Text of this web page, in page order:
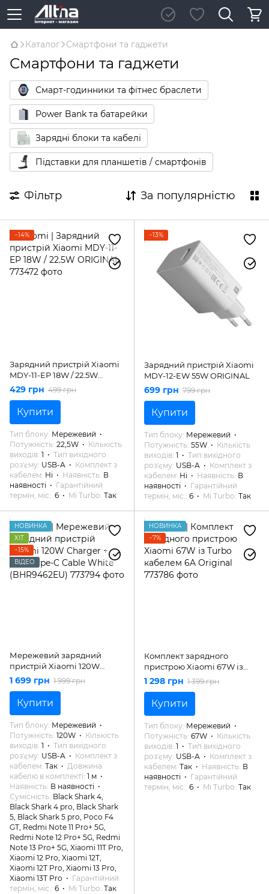
Каталог Смартфони та гаджети
Смартфони та гаджети
Смарт-годинники та фітнес браслети
Power Bank та батарейки
Зарядні блоки та кабелі
Підставки для планшетів / смартфонів
Фільтр За популярністю
−14%
Зарядний пристрій Xiaomi
MDY-11-EP 18W / 22.5W
ORIGINAL
429 грн 499 грн
Купити
Тип блоку Мережевий
Потужність 22,5W
Кількість
виходів 1
Тип вихідного
роз'єму USB-A
Комплект з
кабелем Ні Наявність В
наявності
Гарантійний
термін, міс. 6 Mi Turbo Так
−13%
Зарядний пристрій Xiaomi
MDY-12-EW 55W ORIGINAL
699 грн 799 грн
Купити
Тип блоку Мережевий
Потужність 55W
Кількість
виходів 1
Тип вихідного
роз'єму USB-A
Комплект з
кабелем Ні Наявність В
наявності
Гарантійний
термін, міс. 6 Mi Turbo Так
НОВИНКА
ХІТ
−15%
ВІДЕО
Мережевий зарядний
пристрій Xiaomi 120W
Charger + USB Type-C Cable
White (BHR9462EU)
1 699 грн 1 999 грн
Купити
Тип блоку Мережевий
Потужність 120W
Кількість
виходів 1
Тип вихідного
роз'єму USB-A
Комплект з
кабелем Так
Довжина
кабелю в комплекті 1 м
Наявність В наявності
Сумісність Black Shark 4,
Black Shark 4 pro, Black Shark
5, Black Shark 5 pro, Poco F4
GT, Redmi Note 11 Pro+ 5G,
Redmi Note 12 Pro+ 5G, Redmi
Note 13 Pro+ 5G, Xiaomi 11T Pro,
Xiaomi 12 Pro, Xiaomi 12T,
Xiaomi 12T Pro, Xiaomi 13 Pro,
Xiaomi 13T Pro
Гарантійний
термін, міс. 6 Mi Turbo Так
НОВИНКА
−7%
Комплект зарядного
пристрою Xiaomi 67W із
Turbo кабелем 6A Original
1 298 грн 1 399 грн
Купити
Тип блоку Мережевий
Потужність 67W
Кількість
виходів 1
Тип вихідного
роз'єму USB-A
Комплект з
кабелем Так Наявність В
наявності
Гарантійний
термін, міс. 6 Mi Turbo Так